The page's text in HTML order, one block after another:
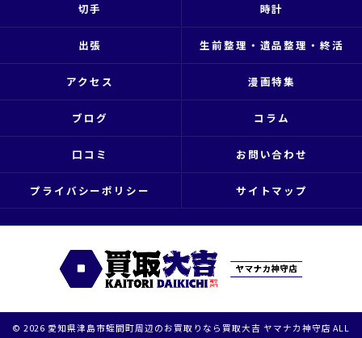
切手 時計
出張 生前整理・遺品整理・終活
アクセス 漫画特集
ブログ コラム
口コミ お問い合わせ
プライバシーポリシー サイトマップ
© 2026 愛知県津島市蛭間町周辺のお買取りなら買取大吉 ヤマナカ神守店 ALL